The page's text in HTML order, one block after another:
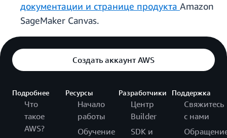
документации и странице продукта Amazon
SageMaker Canvas.
Создать аккаунт AWS
Подробнее
Что
такое
AWS?
Ресурсы
Начало
работы
Обучение
Разработчики
Центр
Builder
SDK и
Поддержка
Свяжитесь
с нами